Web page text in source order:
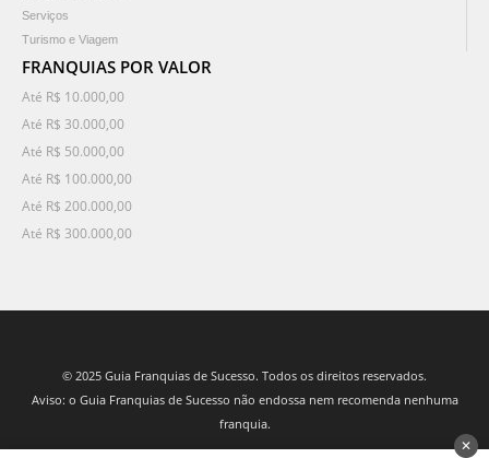
Serviços
Turismo e Viagem
FRANQUIAS POR VALOR
Até R$ 10.000,00
Até R$ 30.000,00
Até R$ 50.000,00
Até R$ 100.000,00
Até R$ 200.000,00
Até R$ 300.000,00
© 2025 Guia Franquias de Sucesso. Todos os direitos reservados.
Aviso: o Guia Franquias de Sucesso não endossa nem recomenda nenhuma
franquia.
✕